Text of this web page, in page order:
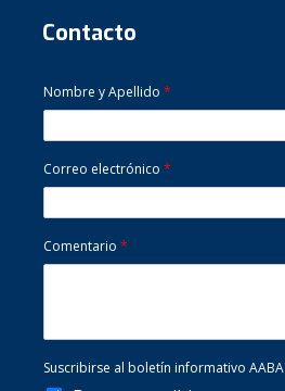
Contacto
Nombre y Apellido *
Correo electrónico *
Comentario *
Suscribirse al boletín informativo AABA